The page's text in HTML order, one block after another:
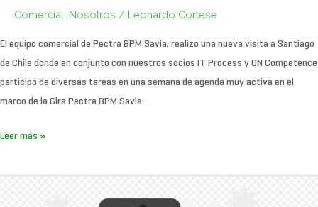
Comercial, Nosotros / Leonardo Cortese
El equipo comercial de Pectra BPM Savia, realizo una nueva visita a Santiago
de Chile donde en conjunto con nuestros socios IT Process y ON Competence
participó de diversas tareas en una semana de agenda muy activa en el
marco de la Gira Pectra BPM Savia.
Leer más »